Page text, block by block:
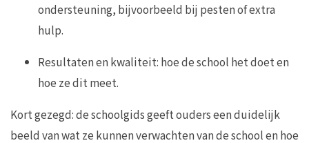
ondersteuning, bijvoorbeeld bij pesten of extra
hulp.
Resultaten en kwaliteit: hoe de school het doet en
hoe ze dit meet.
Kort gezegd: de schoolgids geeft ouders een duidelijk
beeld van wat ze kunnen verwachten van de school en hoe